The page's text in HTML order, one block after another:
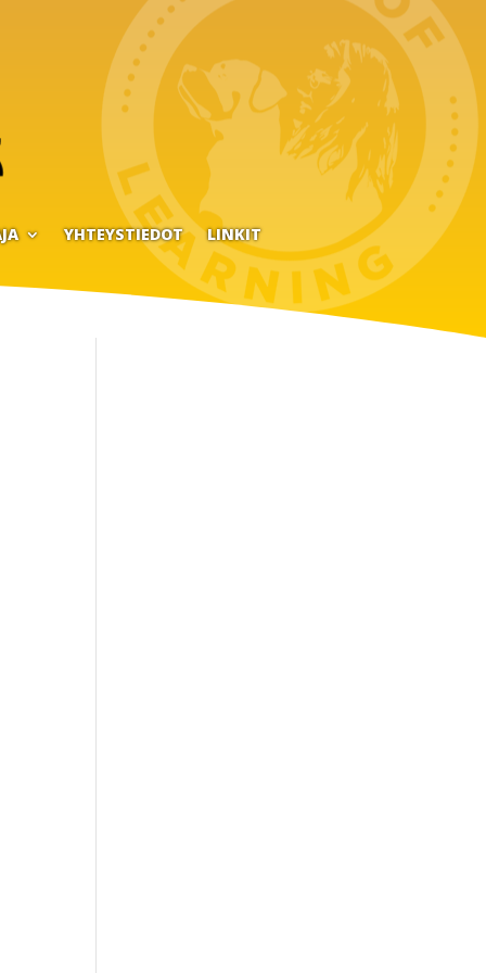
YHTEYSTIEDOT LINKIT